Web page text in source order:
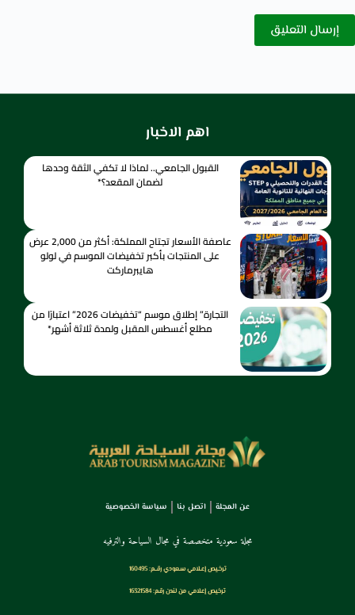
إرسال التعليق
اهم الاخبار
القبول الجامعي.. لماذا لا تكفي الثقة وحدها
لضمان المقعد؟*
عاصفة الأسعار تجتاح المملكة: أكثر من 2,000 عرض
على المنتجات بأكبر تخفيضات الموسم في لولو
هايبرماركت
التجارة” إطلاق موسم “تخفيضات 2026” اعتبارًا من
مطلع أغسطس المقبل ولمدة ثلاثة أشهر*
عن المجلة اتصل بنا سياسة الخصوصية
مجلة سعودية متخصصة في مجال السياحة والترفيه
ترخـيص إعـلامي سـعودي رقــم: 160495
ترخيص إعلامي من لندن رقم: 16321584